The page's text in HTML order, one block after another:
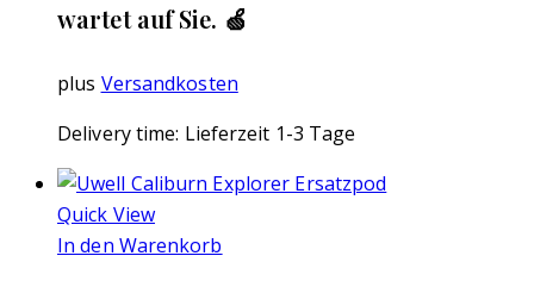
wartet auf Sie. 🍏
plus Versandkosten
Delivery time: Lieferzeit 1-3 Tage
Quick View
In den Warenkorb